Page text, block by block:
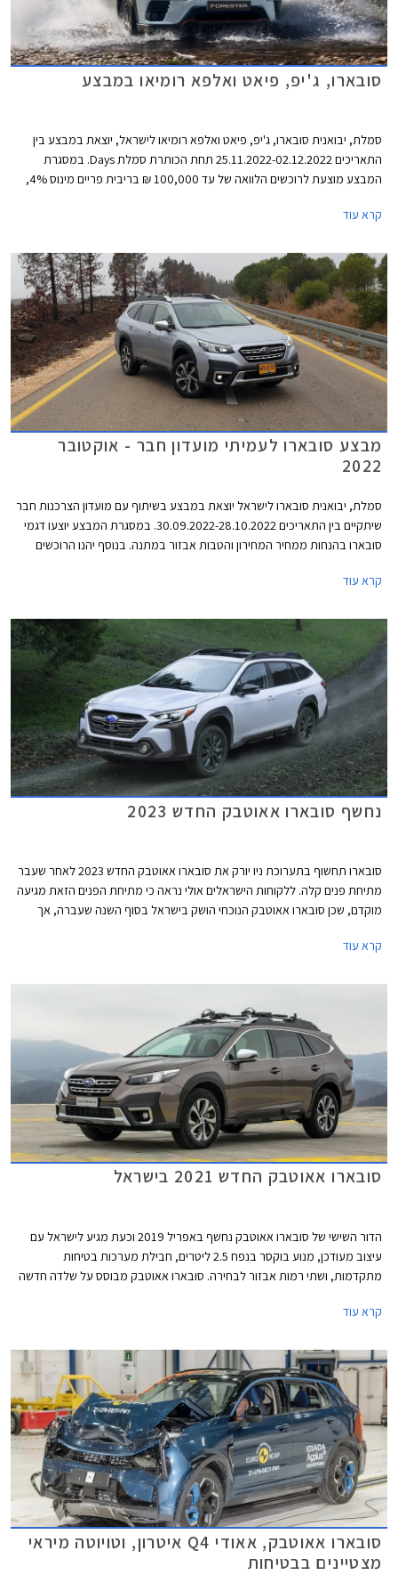
סובארו, ג'יפ, פיאט ואלפא רומיאו במבצע
סמלת, יבואנית סובארו, ג'יפ, פיאט ואלפא רומיאו לישראל, יוצאת במבצע בין
התאריכים 25.11.2022-02.12.2022 תחת הכותרת סמלת Days. במסגרת
המבצע מוצעת לרוכשים הלוואה של עד 100,000 ₪ בריבית פריים מינוס 4%,
וכוללים עמלת הקמה בסך 1.5% ממחיר הרכב ודמי משכון ושעבוד בסך 350 ₪,
שניהם בצירוף מע"מ.
קרא עוד
מבצע סובארו לעמיתי מועדון חבר - אוקטובר
2022
סמלת, יבואנית סובארו לישראל יוצאת במבצע בשיתוף עם מועדון הצרכנות חבר
שיתקיים בין התאריכים 30.09.2022-28.10.2022. במסגרת המבצע יוצעו דגמי
סובארו בהנחות ממחיר המחירון והטבות אבזור במתנה. בנוסף יהנו הרוכשים
קרא עוד
נחשף סובארו אאוטבק החדש 2023
סובארו תחשוף בתערוכת ניו יורק את סובארו אאוטבק החדש 2023 לאחר שעבר
מתיחת פנים קלה. ללקוחות הישראלים אולי נראה כי מתיחת הפנים הזאת מגיעה
מוקדם, שכן סובארו אאוטבק הנוכחי הושק בישראל בסוף השנה שעברה, אך
אמצע החיים.
קרא עוד
סובארו אאוטבק החדש 2021 בישראל
הדור השישי של סובארו אאוטבק נחשף באפריל 2019 וכעת מגיע לישראל עם
עיצוב מעודכן, מנוע בוקסר בנפח 2.5 ליטרים, חבילת מערכות בטיחות
מתקדמות, ושתי רמות אבזור לבחירה. סובארו אאוטבק מבוסס על שלדה חדשה
הפורש לטובת בטיחות ונוחות משופרות.
קרא עוד
סובארו אאוטבק, אאודי Q4 איטרון, וטויוטה מיראי
מצטיינים בבטיחות